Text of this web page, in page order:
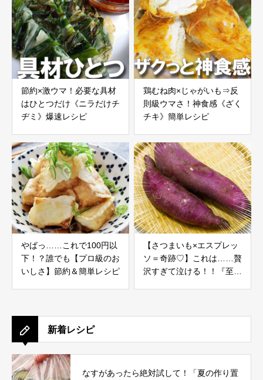
節約×激ウマ！必要な具材
はひとつだけ《ニラだけチ
ヂミ》爆速レシピ
鶏むね肉×じゃがいも⇒反
則級ウマさ！神食感《ざく
チキ》簡単レシピ
やばっ……これで100円以
下！？誰でも【プロ級のお
いしさ】節約＆簡単レシピ
【さつまいも×エスプレッ
ソ＝奇跡♡】これは……贅
沢すぎて泣ける！！『至福
新着レシピ
なすがあったら絶対試して！「夏の作り置